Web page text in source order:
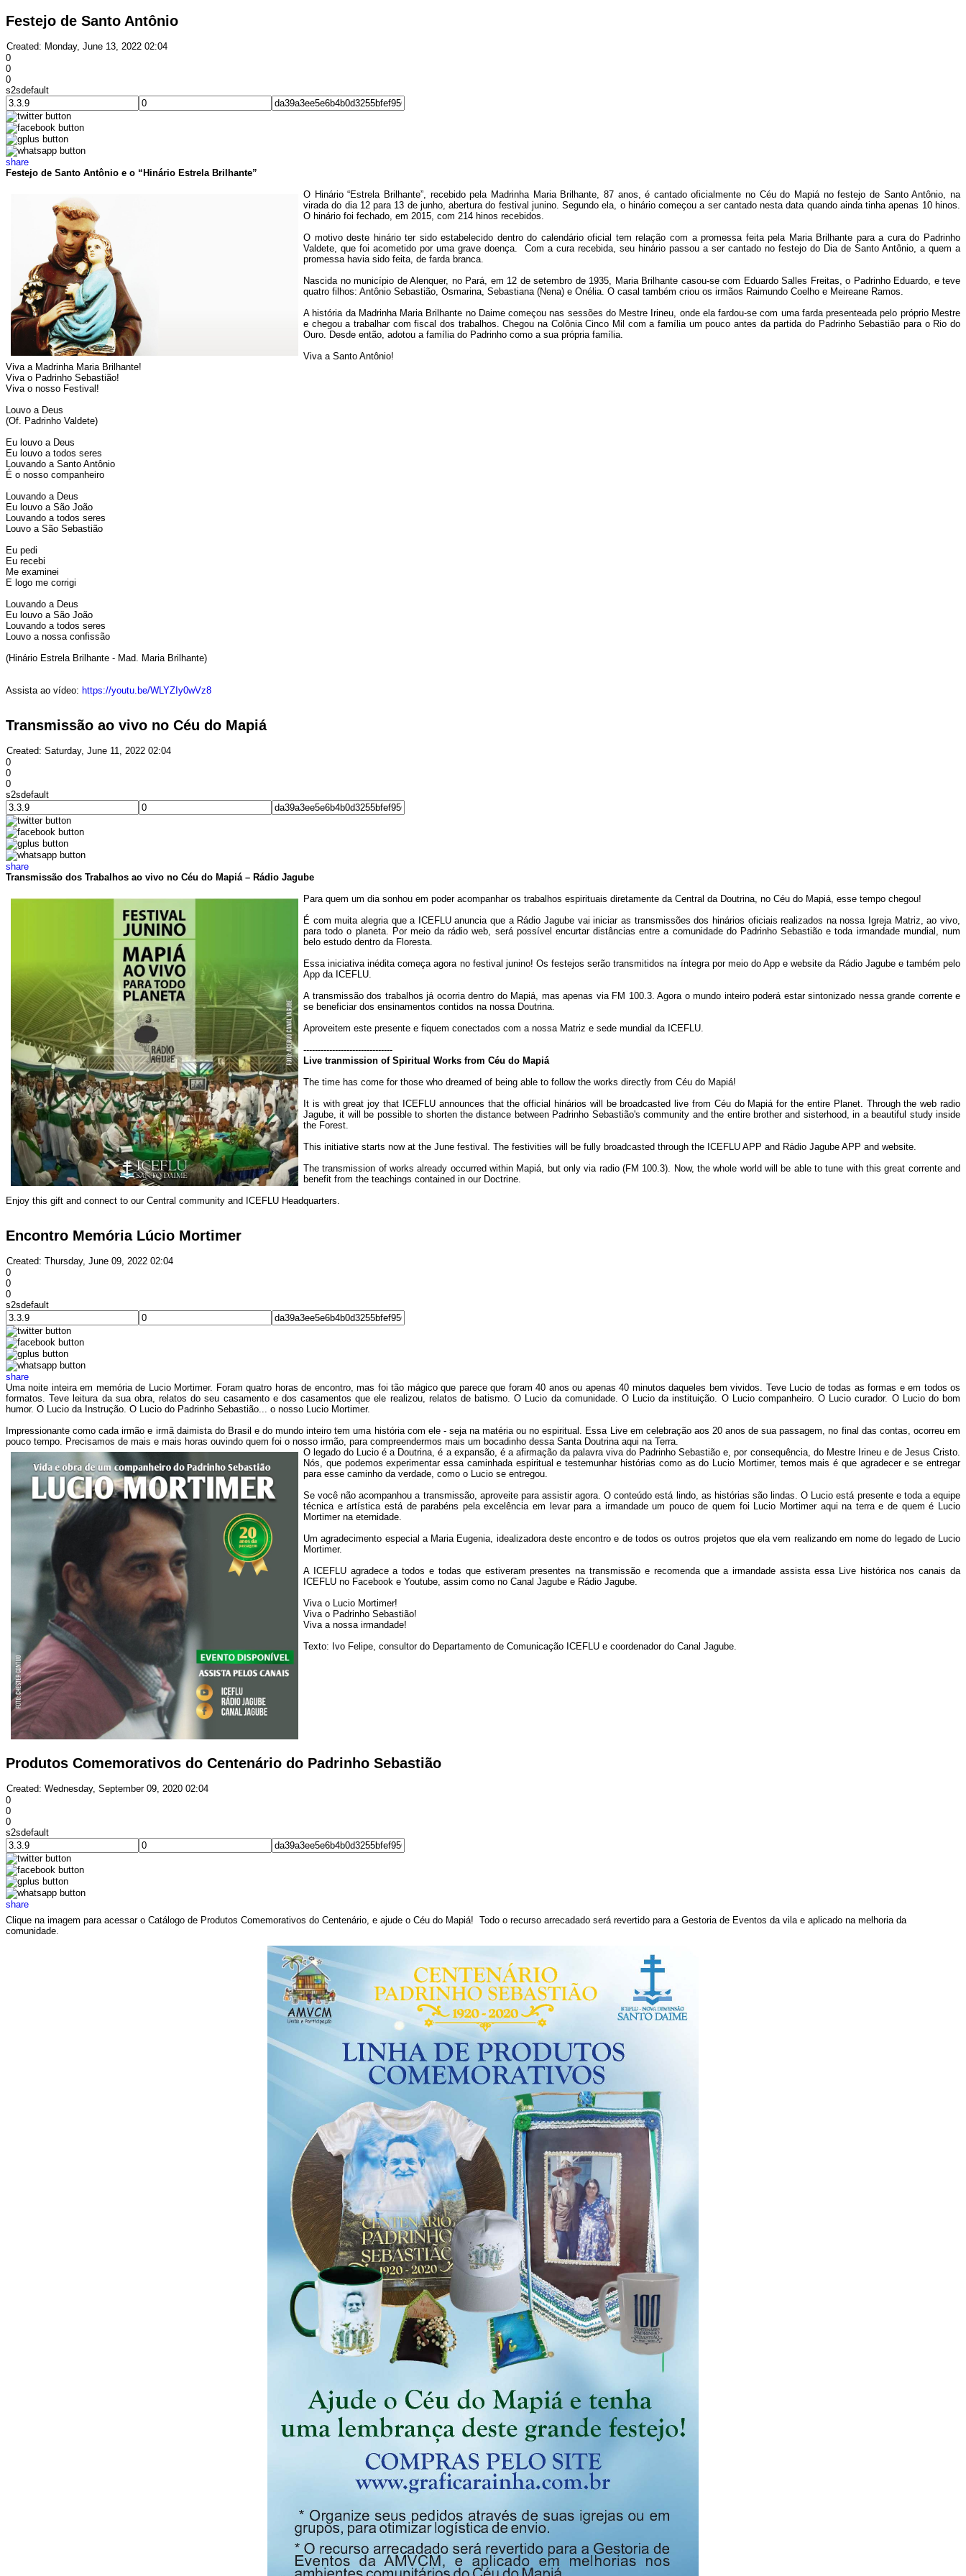
Festejo de Santo Antônio
Created: Monday, June 13, 2022 02:04
0
0
0
s2sdefault
share
Festejo de Santo Antônio e o “Hinário Estrela Brilhante”
O Hinário “Estrela Brilhante”, recebido pela Madrinha Maria Brilhante, 87 anos, é cantado oficialmente no Céu do Mapiá no festejo de Santo Antônio, na
virada do dia 12 para 13 de junho, abertura do festival junino. Segundo ela, o hinário começou a ser cantado nesta data quando ainda tinha apenas 10 hinos.
O hinário foi fechado, em 2015, com 214 hinos recebidos.
O motivo deste hinário ter sido estabelecido dentro do calendário oficial tem relação com a promessa feita pela Maria Brilhante para a cura do Padrinho
Valdete, que foi acometido por uma grave doença. Com a cura recebida, seu hinário passou a ser cantado no festejo do Dia de Santo Antônio, a quem a
promessa havia sido feita, de farda branca.
Nascida no município de Alenquer, no Pará, em 12 de setembro de 1935, Maria Brilhante casou-se com Eduardo Salles Freitas, o Padrinho Eduardo, e teve
quatro filhos: Antônio Sebastião, Osmarina, Sebastiana (Nena) e Onélia. O casal também criou os irmãos Raimundo Coelho e Meireane Ramos.
A história da Madrinha Maria Brilhante no Daime começou nas sessões do Mestre Irineu, onde ela fardou-se com uma farda presenteada pelo próprio Mestre
e chegou a trabalhar com fiscal dos trabalhos. Chegou na Colônia Cinco Mil com a família um pouco antes da partida do Padrinho Sebastião para o Rio do
Ouro. Desde então, adotou a família do Padrinho como a sua própria família.
Viva a Santo Antônio!
Viva a Madrinha Maria Brilhante!
Viva o Padrinho Sebastião!
Viva o nosso Festival!
Louvo a Deus
(Of. Padrinho Valdete)
Eu louvo a Deus
Eu louvo a todos seres
Louvando a Santo Antônio
É o nosso companheiro
Louvando a Deus
Eu louvo a São João
Louvando a todos seres
Louvo a São Sebastião
Eu pedi
Eu recebi
Me examinei
E logo me corrigi
Louvando a Deus
Eu louvo a São João
Louvando a todos seres
Louvo a nossa confissão
(Hinário Estrela Brilhante - Mad. Maria Brilhante)
Assista ao vídeo: https://youtu.be/WLYZIy0wVz8
Transmissão ao vivo no Céu do Mapiá
Created: Saturday, June 11, 2022 02:04
0
0
0
s2sdefault
share
Transmissão dos Trabalhos ao vivo no Céu do Mapiá – Rádio Jagube
Para quem um dia sonhou em poder acompanhar os trabalhos espirituais diretamente da Central da Doutrina, no Céu do Mapiá, esse tempo chegou!
É com muita alegria que a ICEFLU anuncia que a Rádio Jagube vai iniciar as transmissões dos hinários oficiais realizados na nossa Igreja Matriz, ao vivo,
para todo o planeta. Por meio da rádio web, será possível encurtar distâncias entre a comunidade do Padrinho Sebastião e toda irmandade mundial, num
belo estudo dentro da Floresta.
Essa iniciativa inédita começa agora no festival junino! Os festejos serão transmitidos na íntegra por meio do App e website da Rádio Jagube e também pelo
App da ICEFLU.
A transmissão dos trabalhos já ocorria dentro do Mapiá, mas apenas via FM 100.3. Agora o mundo inteiro poderá estar sintonizado nessa grande corrente e
se beneficiar dos ensinamentos contidos na nossa Doutrina.
Aproveitem este presente e fiquem conectados com a nossa Matriz e sede mundial da ICEFLU.
-------------------------------
Live tranmission of Spiritual Works from Céu do Mapiá
The time has come for those who dreamed of being able to follow the works directly from Céu do Mapiá!
It is with great joy that ICEFLU announces that the official hinários will be broadcasted live from Céu do Mapiá for the entire Planet. Through the web radio
Jagube, it will be possible to shorten the distance between Padrinho Sebastião's community and the entire brother and sisterhood, in a beautiful study inside
the Forest.
This initiative starts now at the June festival. The festivities will be fully broadcasted through the ICEFLU APP and Rádio Jagube APP and website.
The transmission of works already occurred within Mapiá, but only via radio (FM 100.3). Now, the whole world will be able to tune with this great corrente and
benefit from the teachings contained in our Doctrine.
Enjoy this gift and connect to our Central community and ICEFLU Headquarters.
Encontro Memória Lúcio Mortimer
Created: Thursday, June 09, 2022 02:04
0
0
0
s2sdefault
share
Uma noite inteira em memória de Lucio Mortimer. Foram quatro horas de encontro, mas foi tão mágico que parece que foram 40 anos ou apenas 40 minutos daqueles bem vividos. Teve Lucio de todas as formas e em todos os
formatos. Teve leitura da sua obra, relatos do seu casamento e dos casamentos que ele realizou, relatos de batismo. O Lucio da comunidade. O Lucio da instituição. O Lucio companheiro. O Lucio curador. O Lucio do bom
humor. O Lucio da Instrução. O Lucio do Padrinho Sebastião... o nosso Lucio Mortimer.
Impressionante como cada irmão e irmã daimista do Brasil e do mundo inteiro tem uma história com ele - seja na matéria ou no espiritual. Essa Live em celebração aos 20 anos de sua passagem, no final das contas, ocorreu em
pouco tempo. Precisamos de mais e mais horas ouvindo quem foi o nosso irmão, para compreendermos mais um bocadinho dessa Santa Doutrina aqui na Terra.
O legado do Lucio é a Doutrina, é a expansão, é a afirmação da palavra viva do Padrinho Sebastião e, por consequência, do Mestre Irineu e de Jesus Cristo.
Nós, que podemos experimentar essa caminhada espiritual e testemunhar histórias como as do Lucio Mortimer, temos mais é que agradecer e se entregar
para esse caminho da verdade, como o Lucio se entregou.
Se você não acompanhou a transmissão, aproveite para assistir agora. O conteúdo está lindo, as histórias são lindas. O Lucio está presente e toda a equipe
técnica e artística está de parabéns pela excelência em levar para a irmandade um pouco de quem foi Lucio Mortimer aqui na terra e de quem é Lucio
Mortimer na eternidade.
Um agradecimento especial a Maria Eugenia, idealizadora deste encontro e de todos os outros projetos que ela vem realizando em nome do legado de Lucio
Mortimer.
A ICEFLU agradece a todos e todas que estiveram presentes na transmissão e recomenda que a irmandade assista essa Live histórica nos canais da
ICEFLU no Facebook e Youtube, assim como no Canal Jagube e Rádio Jagube.
Viva o Lucio Mortimer!
Viva o Padrinho Sebastião!
Viva a nossa irmandade!
Texto: Ivo Felipe, consultor do Departamento de Comunicação ICEFLU e coordenador do Canal Jagube.
Produtos Comemorativos do Centenário do Padrinho Sebastião
Created: Wednesday, September 09, 2020 02:04
0
0
0
s2sdefault
share
Clique na imagem para acessar o Catálogo de Produtos Comemorativos do Centenário, e ajude o Céu do Mapiá! Todo o recurso arrecadado será revertido para a Gestoria de Eventos da vila e aplicado na melhoria da
comunidade.